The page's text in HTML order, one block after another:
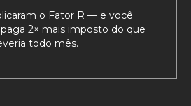
o Fator R — e você
2× mais imposto do que
todo mês.